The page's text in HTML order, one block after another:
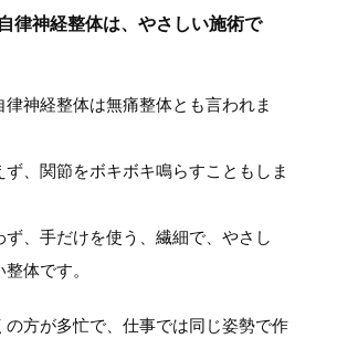
律神経整体は、やさしい施術で
律神経整体は無痛整体とも言われま
ず、関節をボキボキ鳴らすこともしま
ず、手だけを使う、繊細で、やさし
体です。
の方が多忙で、仕事では同じ姿勢で作